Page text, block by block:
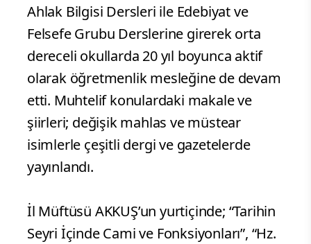
Ahlak Bilgisi Dersleri ile Edebiyat ve
Felsefe Grubu Derslerine girerek orta
dereceli okullarda 20 yıl boyunca aktif
olarak öğretmenlik mesleğine de devam
etti. Muhtelif konulardaki makale ve
şiirleri; değişik mahlas ve müstear
isimlerle çeşitli dergi ve gazetelerde
yayınlandı.
İl Müftüsü AKKUŞ’un yurtiçinde; “Tarihin
Seyri İçinde Cami ve Fonksiyonları”, “Hz.